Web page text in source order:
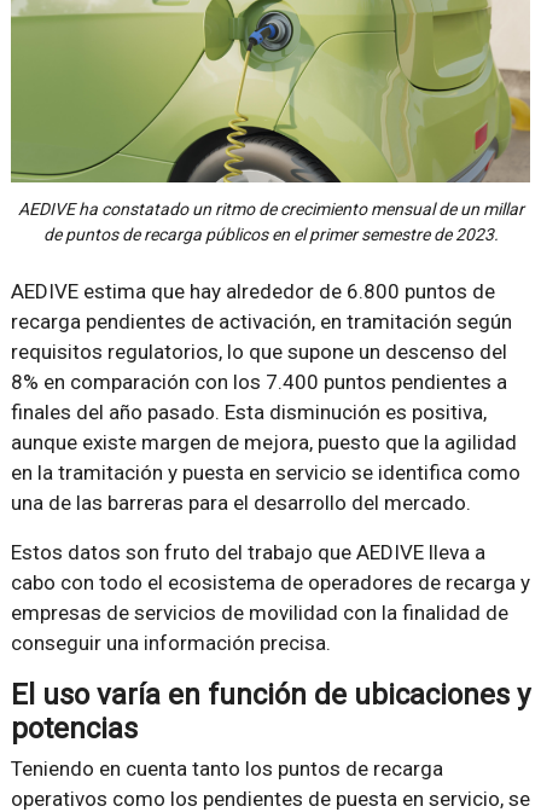
AEDIVE ha constatado un ritmo de crecimiento mensual de un millar
de puntos de recarga públicos en el primer semestre de 2023.
AEDIVE estima que hay alrededor de 6.800 puntos de
recarga pendientes de activación, en tramitación según
requisitos regulatorios, lo que supone un descenso del
8% en comparación con los 7.400 puntos pendientes a
finales del año pasado. Esta disminución es positiva,
aunque existe margen de mejora, puesto que la agilidad
en la tramitación y puesta en servicio se identifica como
una de las barreras para el desarrollo del mercado.
Estos datos son fruto del trabajo que AEDIVE lleva a
cabo con todo el ecosistema de operadores de recarga y
empresas de servicios de movilidad con la finalidad de
conseguir una información precisa.
El uso varía en función de ubicaciones y
potencias
Teniendo en cuenta tanto los puntos de recarga
operativos como los pendientes de puesta en servicio, se